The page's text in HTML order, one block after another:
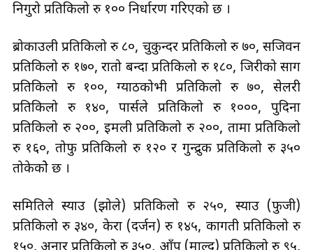
निगुरो प्रतिकिलो रु १०० निर्धारण गरिएको छ ।
ब्रोकाउली प्रतिकिलो रु ८०, चुकुन्दर प्रतिकिलो रु ७०, सजिवन
प्रतिकिलो रु १७०, रातो बन्दा प्रतिकिलो रु १८०, जिरीको साग
प्रतिकिलो रु १००, ग्याठकोभी प्रतिकिलो रु ७०, सेलरी
प्रतिकिलो रु १४०, पार्सले प्रतिकिलो रु १०००, पुदिना
प्रतिकिलो रु २००, इमली प्रतिकिलो रु २००, तामा प्रतिकिलो
रु १६०, तोफु प्रतिकिलो रु १२० र गुन्द्रुक प्रतिकिलो रु ३५०
तोकेकोे छ ।
समितिले स्याउ (झोले) प्रतिकिलो रु २५०, स्याउ (फुजी)
प्रतिकिलो रु ३४०, केरा (दर्जन) रु १४५, कागती प्रतिकिलो रु